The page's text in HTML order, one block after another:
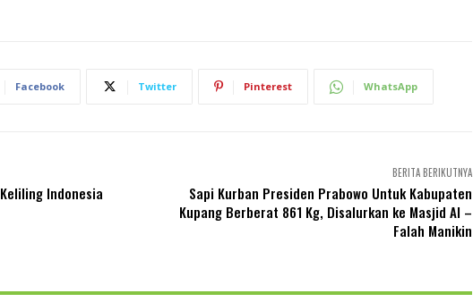
Facebook Twitter Pinterest WhatsApp
Indonesia
BERITA BERIKUTNYA
Sapi Kurban Presiden Prabowo Untuk Kabupaten
Kupang Berberat 861 Kg, Disalurkan ke Masjid Al –
Falah Manikin